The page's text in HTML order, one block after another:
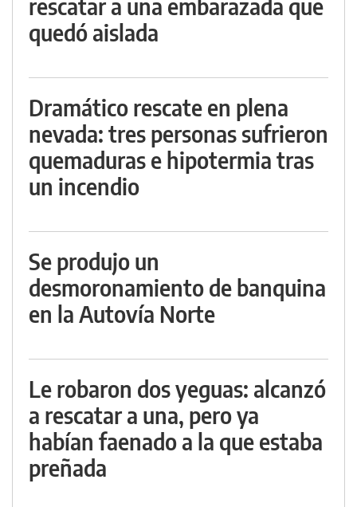
rescatar a una embarazada que
quedó aislada
Dramático rescate en plena
nevada: tres personas sufrieron
quemaduras e hipotermia tras
un incendio
Se produjo un
desmoronamiento de banquina
en la Autovía Norte
Le robaron dos yeguas: alcanzó
a rescatar a una, pero ya
habían faenado a la que estaba
preñada